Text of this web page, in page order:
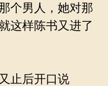
个男人，她对那
这样陈书又进了
止后开口说